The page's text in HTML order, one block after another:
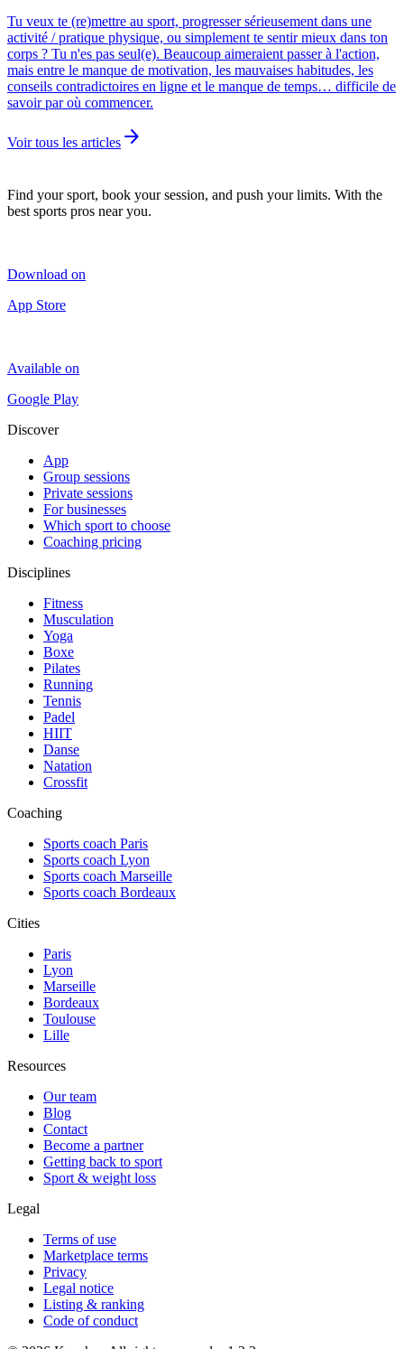
Tu veux te (re)mettre au sport, progresser sérieusement dans une
activité / pratique physique, ou simplement te sentir mieux dans ton
corps ? Tu n'es pas seul(e). Beaucoup aimeraient passer à l'action,
mais entre le manque de motivation, les mauvaises habitudes, les
conseils contradictoires en ligne et le manque de temps… difficile de
savoir par où commencer.
Voir tous les articles arrow_forward
Find your sport, book your session, and push your limits. With the
best sports pros near you.
Download on
App Store
Available on
Google Play
Discover
App
Group sessions
Private sessions
For businesses
Which sport to choose
Coaching pricing
Disciplines
Fitness
Musculation
Yoga
Boxe
Pilates
Running
Tennis
Padel
HIIT
Danse
Natation
Crossfit
Coaching
Sports coach Paris
Sports coach Lyon
Sports coach Marseille
Sports coach Bordeaux
Cities
Paris
Lyon
Marseille
Bordeaux
Toulouse
Lille
Resources
Our team
Blog
Contact
Become a partner
Getting back to sport
Sport & weight loss
Legal
Terms of use
Marketplace terms
Privacy
Legal notice
Listing & ranking
Code of conduct